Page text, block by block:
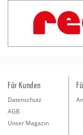
Für Kunden
Datenschutz
AGB
Unser Magazin